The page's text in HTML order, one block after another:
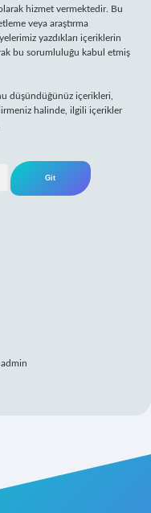
hizmet vermektedir. Bu
veya araştırma
yazdıkları içeriklerin
bu sorumluluğu kabul etmiş
düşündüğünüz içerikleri,
halinde, ilgili içerikler
admin